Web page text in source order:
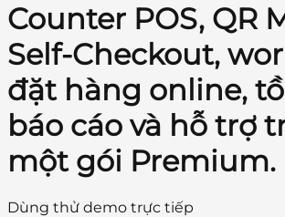
Counter POS, QR
Self-Checkout,
đặt hàng online,
báo cáo và hỗ trợ
một gói Premium.
Dùng thử demo trực tiếp